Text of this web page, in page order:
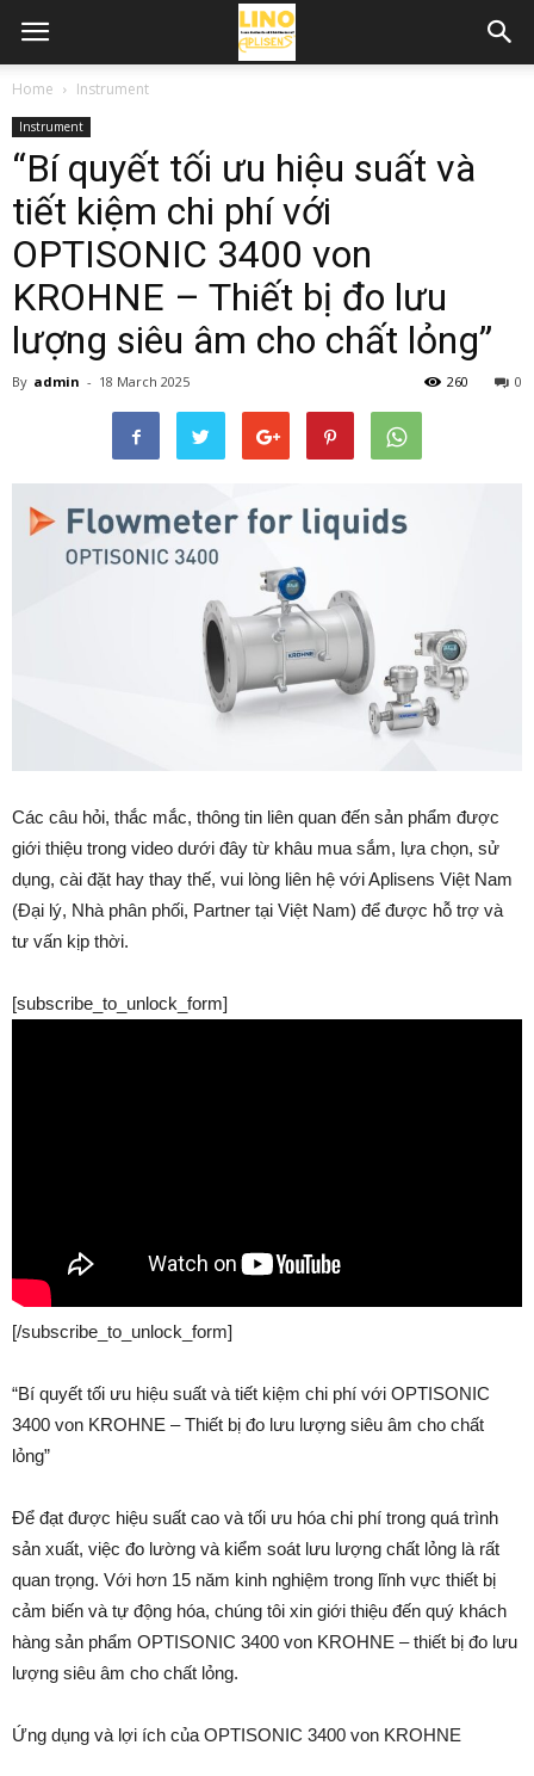
Home Instrument
Instrument
“Bí quyết tối ưu hiệu suất và
tiết kiệm chi phí với
OPTISONIC 3400 von
KROHNE – Thiết bị đo lưu
lượng siêu âm cho chất lỏng”
By admin - 18 March 2025 0
260
Các câu hỏi, thắc mắc, thông tin liên quan đến sản phẩm được
giới thiệu trong video dưới đây từ khâu mua sắm, lựa chọn, sử
dụng, cài đặt hay thay thế, vui lòng liên hệ với Aplisens Việt Nam
(Đại lý, Nhà phân phối, Partner tại Việt Nam) để được hỗ trợ và
tư vấn kịp thời.
[subscribe_to_unlock_form]
[/subscribe_to_unlock_form]
“Bí quyết tối ưu hiệu suất và tiết kiệm chi phí với OPTISONIC
3400 von KROHNE – Thiết bị đo lưu lượng siêu âm cho chất
lỏng”
Để đạt được hiệu suất cao và tối ưu hóa chi phí trong quá trình
sản xuất, việc đo lường và kiểm soát lưu lượng chất lỏng là rất
quan trọng. Với hơn 15 năm kinh nghiệm trong lĩnh vực thiết bị
cảm biến và tự động hóa, chúng tôi xin giới thiệu đến quý khách
hàng sản phẩm OPTISONIC 3400 von KROHNE – thiết bị đo lưu
lượng siêu âm cho chất lỏng.
Ứng dụng và lợi ích của OPTISONIC 3400 von KROHNE